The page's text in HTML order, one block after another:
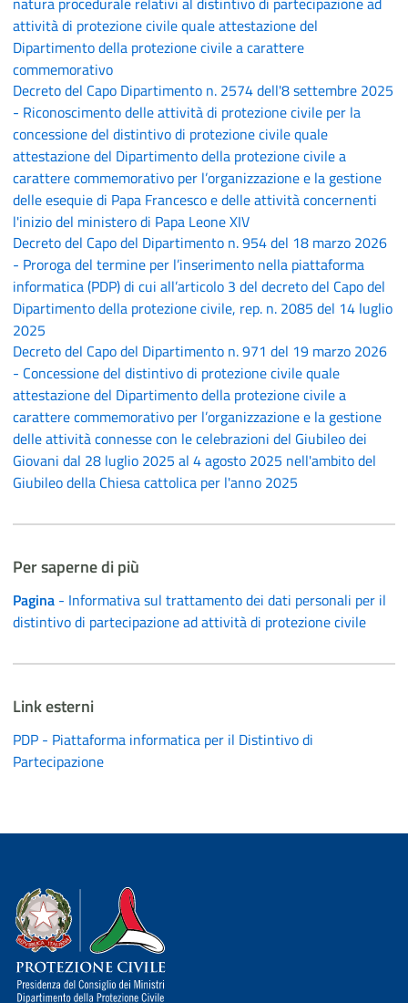
attività di protezione civile quale attestazione del
Dipartimento della protezione civile a carattere
commemorativo
Decreto del Capo Dipartimento n. 2574 dell'8 settembre 2025
- Riconoscimento delle attività di protezione civile per la
concessione del distintivo di protezione civile quale
attestazione del Dipartimento della protezione civile a
carattere commemorativo per l’organizzazione e la gestione
delle esequie di Papa Francesco e delle attività concernenti
l'inizio del ministero di Papa Leone XIV
Decreto del Capo del Dipartimento n. 954 del 18 marzo 2026
- Proroga del termine per l’inserimento nella piattaforma
informatica (PDP) di cui all’articolo 3 del decreto del Capo del
Dipartimento della protezione civile, rep. n. 2085 del 14 luglio
2025
Decreto del Capo del Dipartimento n. 971 del 19 marzo 2026
- Concessione del distintivo di protezione civile quale
attestazione del Dipartimento della protezione civile a
carattere commemorativo per l’organizzazione e la gestione
delle attività connesse con le celebrazioni del Giubileo dei
Giovani dal 28 luglio 2025 al 4 agosto 2025 nell'ambito del
Giubileo della Chiesa cattolica per l'anno 2025
Per saperne di più
Pagina - Informativa sul trattamento dei dati personali per il
distintivo di partecipazione ad attività di protezione civile
Link esterni
PDP - Piattaforma informatica per il Distintivo di
Partecipazione
Dipartimento della Protezione Civile